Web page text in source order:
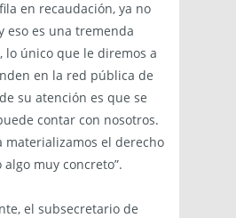
en recaudación, ya no
eso es una tremenda
lo único que le diremos a
en la red pública de
su atención es que se
contar con nosotros.
materializamos el derecho
muy concreto”.
el subsecretario de